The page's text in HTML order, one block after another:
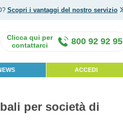
Scopri i vantaggi del nostro servizio
ACCEDI
800 92 92 95
per società di